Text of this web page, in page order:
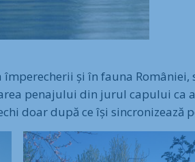
și în fauna României,
penajului din jurul capului ca
doar după ce își sincronizează